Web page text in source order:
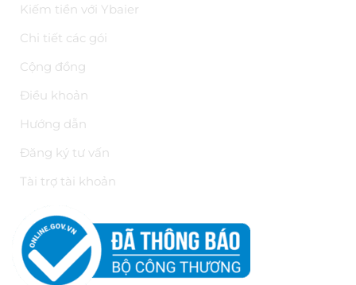
Kiếm tiền với Ybaier
Chi tiết các gói
Cộng đồng
Điều khoản
Hướng dẫn
Đăng ký tư vấn
Tài trợ tài khoản